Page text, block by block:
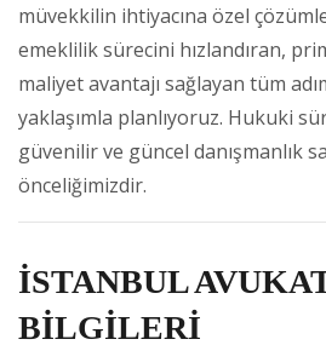
müvekkilin ihtiyacına özel
emeklilik sürecini hızlandıran,
maliyet avantajı sağlayan tüm
yaklaşımla planlıyoruz. Hukuki
güvenilir ve güncel danışmanlık
önceliğimizdir.
İSTANBUL
BİLGİLERİ